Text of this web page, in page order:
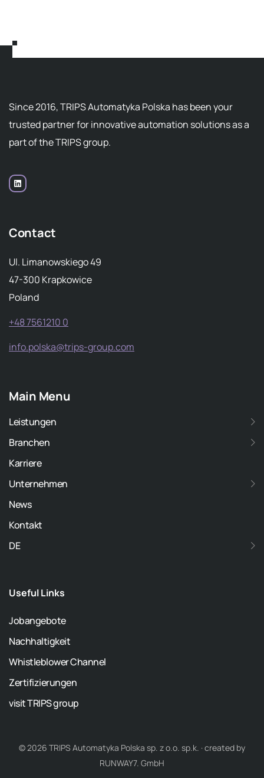
Since 2016, TRIPS Automatyka Polska has been your
trusted partner for innovative automation solutions as a
part of the TRIPS group.
Contact
Ul. Limanowskiego 49
47-300 Krapkowice
Poland
+48 7561210 0
info.polska@trips-group.com
Main Menu
Leistungen
Branchen
Karriere
Unternehmen
News
Kontakt
DE
Useful Links
Jobangebote
Nachhaltigkeit
Whistleblower Channel
Zertifizierungen
visit TRIPS group
© 2026 TRIPS Automatyka Polska sp. z o.o. sp.k. · created by
RUNWAY7. GmbH